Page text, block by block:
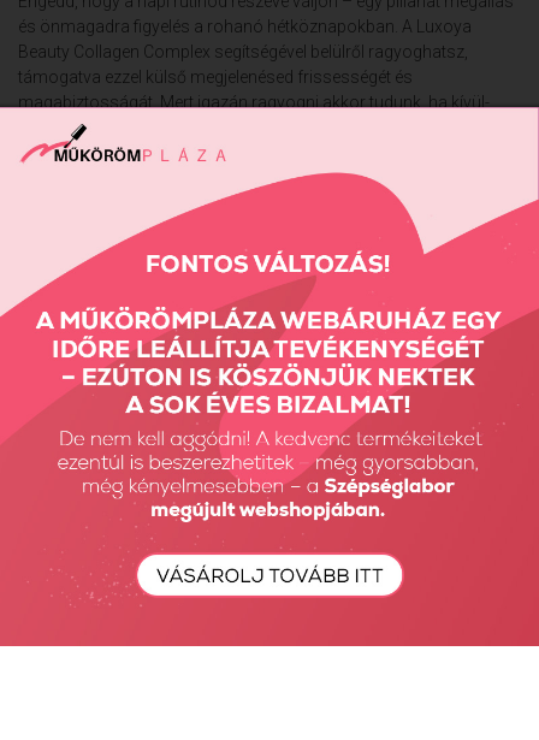
és önmagadra figyelés a rohanó hétköznapokban. A Luxoya
Beauty Collagen Complex segítségével belülről ragyoghatsz,
támogatva ezzel külső megjelenésed frissességét és
magabiztosságát. Mert igazán ragyogni akkor tudunk, ha kívül-
belül egyensúlyban vagyunk – és ebben nyújt inspiráló
támogatást ez a különleges szépségital.
Marha- és halkollagén komplex - 10 000 mg hidrolizált
marha- és 1000 mg halkollagén peptid kombinációja.
Biotin és cink a szépségért - Ezek a fontos mikrotápanyagok
hozzájárulnak a haj, a bőr és a köröm normál állapotának
fenntartásához.
Magas dózisú C-vitamin - Adagonként 500 mg C-vitaminnal
segíti a normál kollagénképződést.
Hialuronsav - Bőrünk és ízületeink természetes alkotóeleme,
elsősorban vízmegkötő képességéről ismert.
Hibiszkusz kivonat - Gondosan válogatott összetevők és
természetes aromák a frissesség és tudatosság jegyében.
Hidrolizált kollagén (marha), hidrolizált kollagén (hal), inulin, L-
aszkorbinsav (C-vitamin), nátrium-hialuronát (hialuronsav),
cink-glükonát (cink), D-biotin, étkezési sav (citromsav),